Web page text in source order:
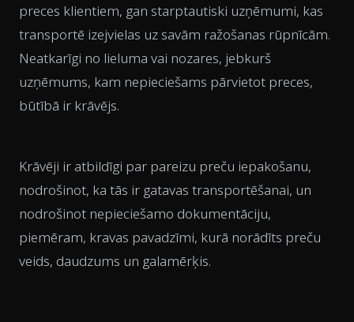
preces klientiem, gan starptautiski uzņēmumi, kas
transportē izejvielas uz savām ražošanas rūpnīcām.
Neatkarīgi no lieluma vai nozares, jebkurš
uzņēmums, kam nepieciešams pārvietot preces,
būtībā ir krāvējs.
Krāvēji ir atbildīgi par pareizu preču iepakošanu,
nodrošinot, ka tās ir gatavas transportēšanai, un
nodrošinot nepieciešamo dokumentāciju,
piemēram, kravas pavadzīmi, kurā norādīts preču
veids, daudzums un galamērķis.